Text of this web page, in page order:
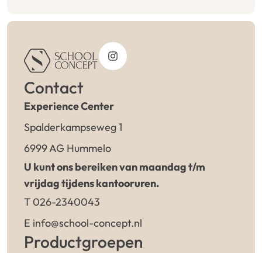
Contact
Experience Center
Spalderkampseweg 1
6999 AG Hummelo
U kunt ons bereiken van maandag t/m
vrijdag tijdens kantooruren.
T 026-2340043
E info@school-concept.nl
Productgroepen